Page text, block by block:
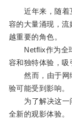
近年来，随着互
容的大量涌现，
越重要的角色。
Netflix作为全球
容和独特体验，吸
然而，由于网络
验可能受到影响。
为了解决这一问
全新的观影体验。